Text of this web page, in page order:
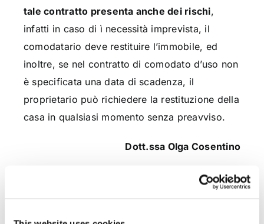
tale contratto presenta anche dei rischi,
infatti in caso di ì necessità imprevista, il
comodatario deve restituire l’immobile, ed
inoltre, se nel contratto di comodato d’uso non
è specificata una data di scadenza, il
proprietario può richiedere la restituzione della
casa in qualsiasi momento senza preavviso.
Dott.ssa Olga Cosentino